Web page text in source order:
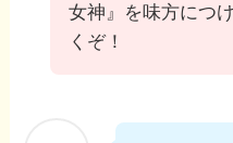
女神』を味方につ
くぞ！